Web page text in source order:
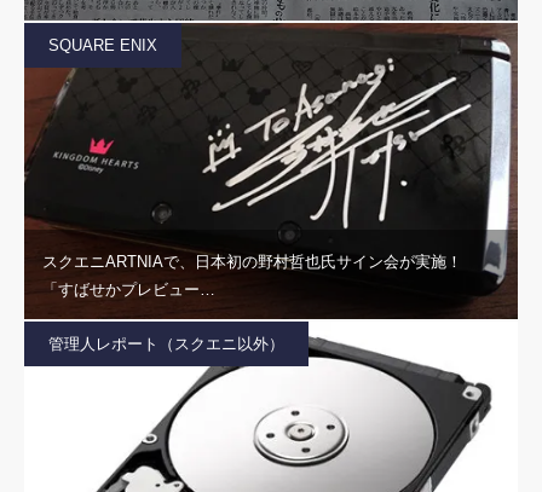
SQUARE ENIX
スクエニARTNIAで、日本初の野村哲也氏サイン会が実施！
「すばせかプレビュー…
管理人レポート（スクエニ以外）